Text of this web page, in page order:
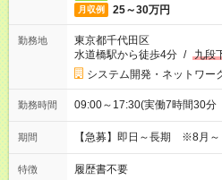
月収例 25～30万円
勤務地
東京都千代田区
水道橋駅から徒歩4分 / 九段
システム開発・ネットワー
勤務時間 09:00～17:30(実働7時間30
期間 【急募】即日～長期 ※8月～
特徴 履歴書不要